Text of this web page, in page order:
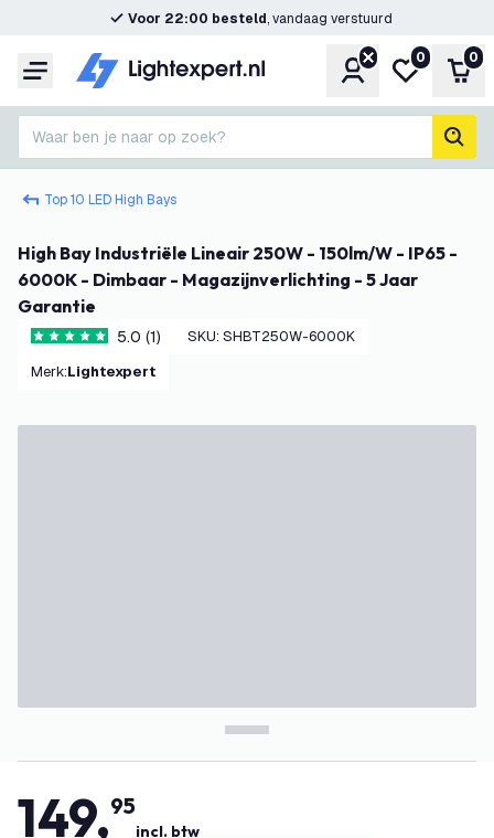
Voor 22:00 besteld, vandaag verstuurd
Menu Account
Mijn
0 0
Waar ben je naar op zoek?
Top 10 LED High Bays
High Bay Industriële Lineair 250W - 150lm/W - IP65 -
6000K - Dimbaar - Magazijnverlichting - 5 Jaar
Garantie
5 score sterren5.0 (1) SKU: SHBT250W-6000K
Merk: Lightexpert
149,95
incl. btw